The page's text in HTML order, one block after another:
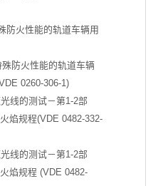
防火性能的轨道车辆用
防火性能的轨道车辆
0260-306-1)
线的测试－第1-2部
焰规程(VDE 0482-332-
线的测试－第1-2部
焰规程 (VDE 0482-